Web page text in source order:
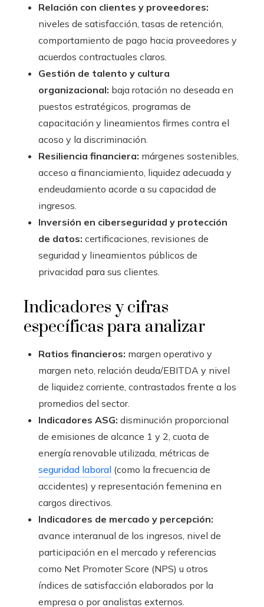
Relación con clientes y proveedores:
niveles de satisfacción, tasas de retención,
comportamiento de pago hacia proveedores y
acuerdos contractuales claros.
Gestión de talento y cultura
organizacional: baja rotación no deseada en
puestos estratégicos, programas de
capacitación y lineamientos firmes contra el
acoso y la discriminación.
Resiliencia financiera: márgenes sostenibles,
acceso a financiamiento, liquidez adecuada y
endeudamiento acorde a su capacidad de
ingresos.
Inversión en ciberseguridad y protección
de datos: certificaciones, revisiones de
seguridad y lineamientos públicos de
privacidad para sus clientes.
Indicadores y cifras
específicas para analizar
Ratios financieros: margen operativo y
margen neto, relación deuda/EBITDA y nivel
de liquidez corriente, contrastados frente a los
promedios del sector.
Indicadores ASG: disminución proporcional
de emisiones de alcance 1 y 2, cuota de
energía renovable utilizada, métricas de
seguridad laboral (como la frecuencia de
accidentes) y representación femenina en
cargos directivos.
Indicadores de mercado y percepción:
avance interanual de los ingresos, nivel de
participación en el mercado y referencias
como Net Promoter Score (NPS) u otros
índices de satisfacción elaborados por la
empresa o por analistas externos.